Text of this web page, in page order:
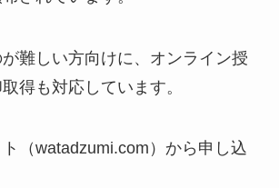
難しい方向けに、オンライン授
得も対応しています。
（watadzumi.com）から申し込